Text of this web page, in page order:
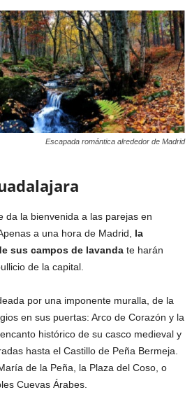
Escapada romántica alrededor de Madrid
da la bienvenida a las parejas en
a una hora de Madrid, la
sus campos de lavanda te harán
de la capital.
por una imponente muralla, de la
en sus puertas: Arco de Corazón y la
histórico de su casco medieval y
hasta el Castillo de Peña Bermeja.
de la Peña, la Plaza del Coso, o
Cuevas Árabes.